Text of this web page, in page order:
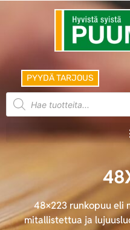
PYYDÄ TARJOUS
48×223 runkopuu eli
mitallistettua ja